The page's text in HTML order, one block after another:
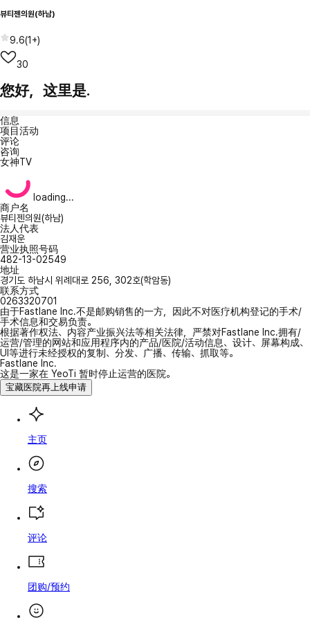
뷰티젠의원(하남)
9.6(1+)
30
您好，这里是.
信息
项目活动
评论
咨询
女神TV
loading...
商户名
뷰티젠의원(하남)
法人代表
김재운
营业执照号码
482-13-02549
地址
경기도 하남시 위례대로 256, 302호(학암동)
联系方式
0263320701
由于Fastlane Inc.不是邮购销售的一方，因此不对医疗机构登记的手术/
手术信息和交易负责。
根据著作权法、内容产业振兴法等相关法律，严禁对Fastlane Inc.拥有/
运营/管理的网站和应用程序内的产品/医院/活动信息、设计、屏幕构成、
UI等进行未经授权的复制、分发、广播、传输、抓取等。
Fastlane Inc.
这是一家在 YeoTi 暂时停止运营的医院。
宝藏医院再上线申请
主页
搜索
评论
团购/预约